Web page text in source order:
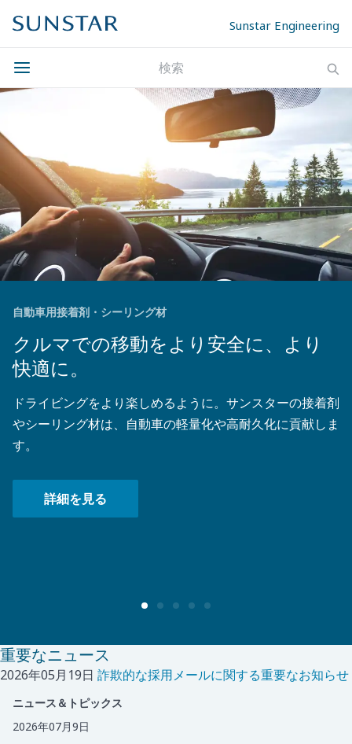
Sunstar Engineering
自動車用接着剤・シーリング材
クルマでの移動をより安全に、より
快適に。
ドライビングをより楽しめるように。サンスターの接着剤
やシーリング材は、自動車の軽量化や高耐久化に貢献しま
す。
詳細を見る
重要なニュース
2026年05月19日 詐欺的な採用メールに関する重要なお知らせ
ニュース＆トピックス
2026年07月9日